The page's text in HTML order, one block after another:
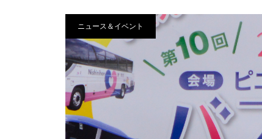
ニュース＆イベント